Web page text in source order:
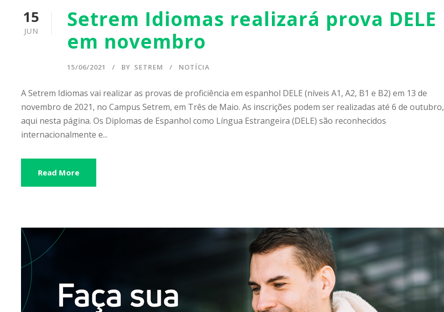
15
JUN
Setrem Idiomas realizará prova DELE
em novembro
15/06/2021 BY SETREM NOTÍCIA
A Setrem Idiomas vai realizar as provas de proficiência em espanhol DELE (níveis A1, A2, B1 e B2) em 13 de
novembro de 2021, no Campus Setrem, em Três de Maio. As inscrições podem ser realizadas até 6 de outubro,
aqui nesta página. Os Diplomas de Espanhol como Língua Estrangeira (DELE) são reconhecidos
internacionalmente e...
Read More